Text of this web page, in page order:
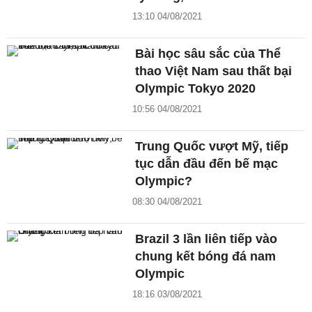
13:10 04/08/2021
Bài học sâu sắc của Thể
thao Việt Nam sau thất bại
Olympic Tokyo 2020
10:56 04/08/2021
Trung Quốc vượt Mỹ, tiếp
tục dẫn đầu đến bế mạc
Olympic?
08:30 04/08/2021
Brazil 3 lần liên tiếp vào
chung kết bóng đá nam
Olympic
18:16 03/08/2021